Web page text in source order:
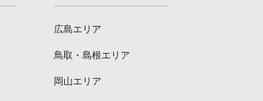
広島エリア
鳥取・島根エリア
岡山エリア